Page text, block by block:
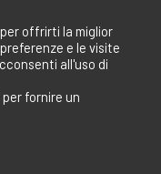
offrirti la miglior
e le visite
all'uso di
fornire un